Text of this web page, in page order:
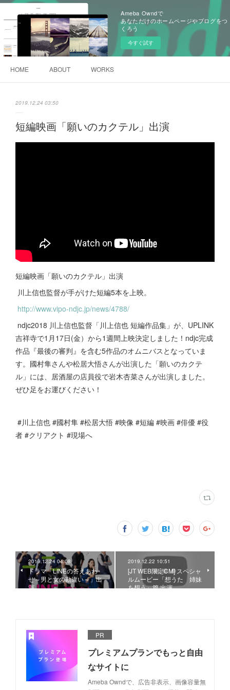
Ameba Owndで
あなただけのホームページやブログをつ
くろう
今すぐ試す
HOME ABOUT WORKS
2019.12.24 03:50
短編映画「願いのカクテル」出演
短編映画「願いのカクテル」出演
川上信也監督が手がけた短編5本を上映。
http://www.vipo-ndjc.jp/news/4788/
ndjc2018 川上信也監督「川上信也 短編作品集」が、UPLINK
吉祥寺で1月17日(金）から1週間上映決定しました！ndjc完成
作品『最後の審判』を含む5作品のオムニバスとなっていま
す。國村隼さんや松居大悟さんが出演した「願いのカクテ
ル」には、居酒屋の店員役で岩木杏菜さんが出演しました。
ぜひ足をお運びください！
#川上信也 #國村隼 #松居大悟 #映像 #短編 #映画 #俳優 #役
者 #クリアクト #現場へ
2019.12.24 04:08
ドラマ「LINEの答えあわ
せ～男と女の勘違い～」出
演
2019.12.22 10:51
[JT WEB限定CM] スペシャ
ルムービー「想うた 姉妹
を想う」篇 出演
PR
プレミアムプランでもっと自由
なサイトに
Ameba Owndで、広告非表示、画像容量無